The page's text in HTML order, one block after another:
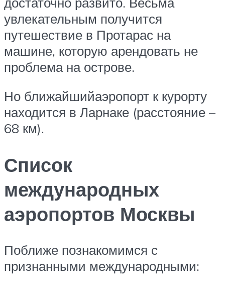
увлекательным получится
путешествие в Протарас на
машине, которую арендовать не
проблема на острове.
Но ближайшийаэропорт к курорту
находится в Ларнаке (расстояние –
68 км).
Список
международных
аэропортов Москвы
Поближе познакомимся с
признанными международными: